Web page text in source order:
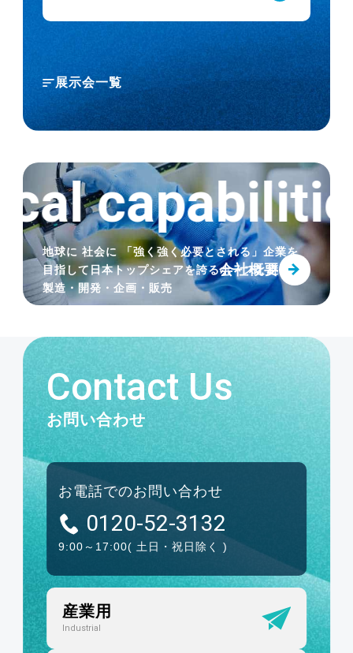
「樹脂搬送トラブル0へ」特設サイトを公開
2025.07.25
材内面露出事象について
2025.07.01
新商品 園芸散水ノズル「どれでもフィッ
トミニ」発売
サイズ追加発売 耐摩耗・静電気防止・高
温粉粒体搬送用「トヨトップ-E100℃ホー
ス」
2025.07.01
サイズ追加発売 工場設備配管用ホース継
手「トヨコネクタ ライトTC2-S」
改正食品衛生法（ポジティブリスト制度）
の情報を更新しました
展示会一覧
地球に 社会に 「強く強く必要とされる」企業を
目指して日本トップシェアを誇るホースと継手の
製造・開発・企画・販売
会社概要
Contact Us
お問い合わせ
お電話でのお問い合わせ
0120-52-3132
9:00～17:00( 土日・祝日除く )
産業用
Industrial